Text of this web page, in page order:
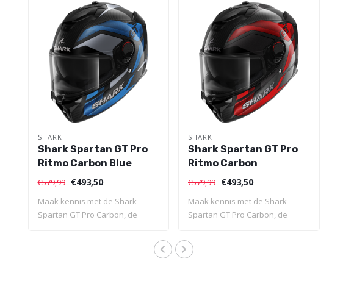
SHARK
Shark Spartan GT Pro
Ritmo Carbon Blue
€579,99 €493,50
Maak kennis met de Shark
Spartan GT Pro Carbon, de
SHARK
Shark Spartan GT Pro
Ritmo Carbon
€579,99 €493,50
Maak kennis met de Shark
Spartan GT Pro Carbon, de